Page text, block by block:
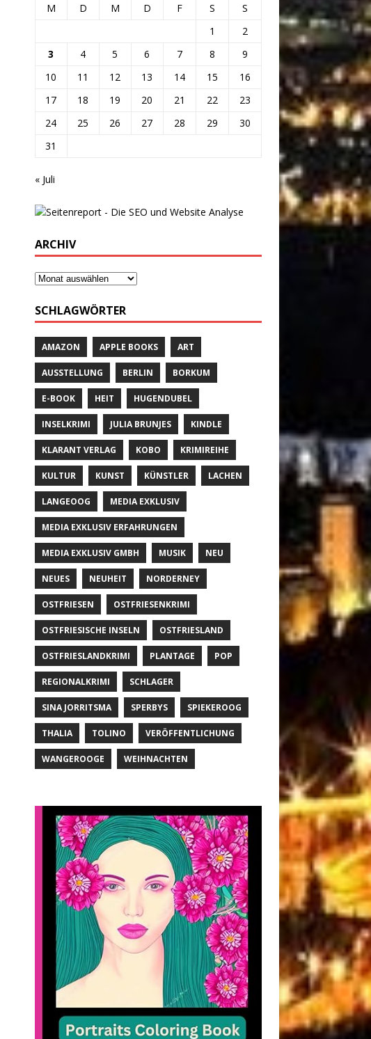
M D M D F S
S
1
2
3
4 5 6 7 8
9
10
11 12 13 14 15
16
17
18 19 20 21 22
23
24
25 26 27 28 29
30
31
« Juli
ARCHIV
SCHLAGWÖRTER
AMAZON APPLE BOOKS ART
AUSSTELLUNG BERLIN BORKUM
E-BOOK HEIT HUGENDUBEL
INSELKRIMI JULIA BRUNJES KINDLE
KLARANT VERLAG KOBO KRIMIREIHE
KULTUR KUNST KÜNSTLER LACHEN
LANGEOOG MEDIA EXKLUSIV
MEDIA EXKLUSIV ERFAHRUNGEN
MEDIA EXKLUSIV GMBH MUSIK NEU
NEUES NEUHEIT NORDERNEY
OSTFRIESEN OSTFRIESENKRIMI
OSTFRIESISCHE INSELN OSTFRIESLAND
OSTFRIESLANDKRIMI PLANTAGE POP
REGIONALKRIMI SCHLAGER
SINA JORRITSMA SPERBYS SPIEKEROOG
THALIA TOLINO VERÖFFENTLICHUNG
WANGEROOGE WEIHNACHTEN